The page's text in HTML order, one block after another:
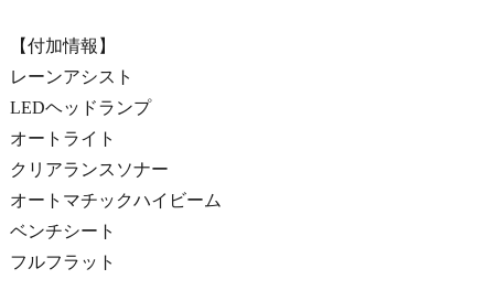
【付加情報】
レーンアシスト
LEDヘッドランプ
オートライト
クリアランスソナー
オートマチックハイビーム
ベンチシート
フルフラット